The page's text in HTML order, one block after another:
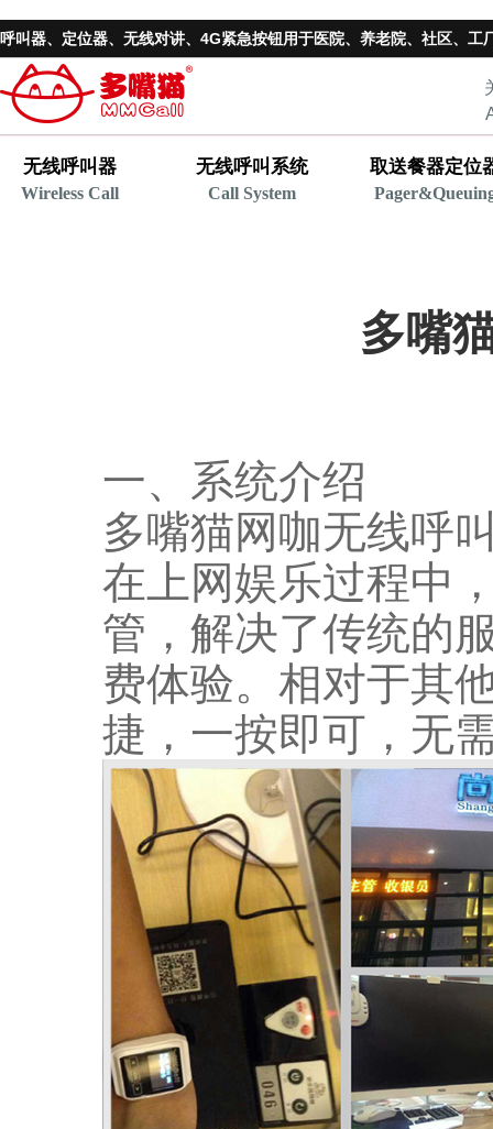
呼叫器、 定位器、无线对讲、4G紧急按钮用于医院、养老院、社区、工
无线呼叫器
Wireless Call
无线呼叫系统
Call System
取送餐器定位
多嘴
一、系统介绍
多嘴猫网咖无线呼
在上网娱乐过程中
管，解决了传统的
费体验。相对于其
捷，一按即可，无